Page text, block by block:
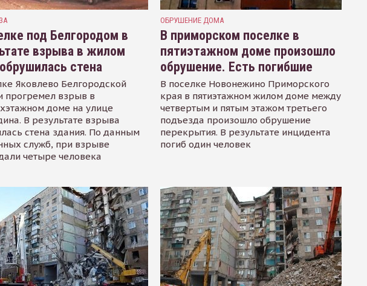
под Белгородом в
взрыва в жилом
стена
Яковлево Белгородской
прогремел взрыв в
доме на улице
В результате взрыва
стена здания. По данным
служб, при взрыве
четыре человека
ОБРУШЕНИЕ ДОМА
В приморском поселке в
пятиэтажном доме произошло
обрушение. Есть погибшие
В поселке Новонежино Приморского
края в пятиэтажном жилом доме между
четвертым и пятым этажом третьего
подъезда произошло обрушение
перекрытия. В результате инцидента
погиб один человек